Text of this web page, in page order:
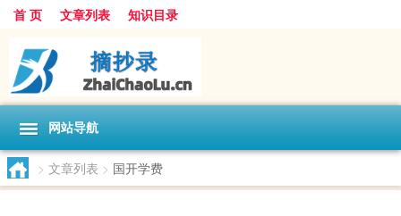
首 页 文章列表 知识目录
网站导航
> 文章列表 > 国开学费